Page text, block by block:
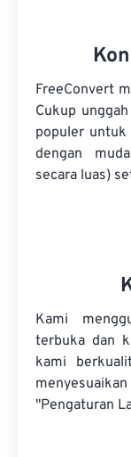
FreeConvert
Cukup
populer untuk
dengan
secara luas)
Kami
terbuka dan
kami
"Pengaturan